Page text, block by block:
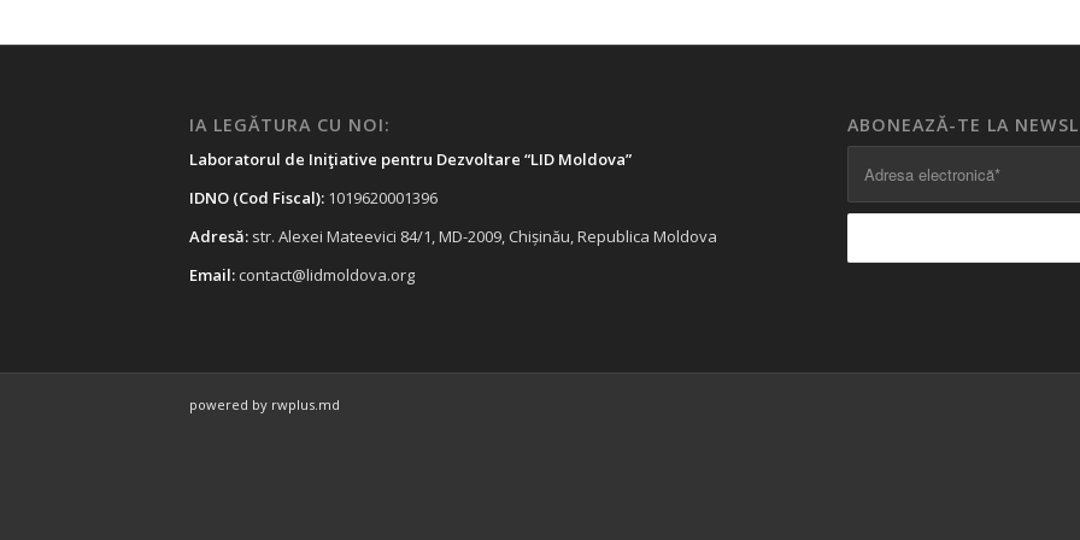
IA LEGĂTURA CU NOI:
Laboratorul de Iniţiative pentru Dezvoltare “LID Moldova”
IDNO (Cod Fiscal): 1019620001396
Adresă: str. Alexei Mateevici 84/1, MD-2009, Chișinău, Republica Moldova
Email: contact@lidmoldova.org
ABONEAZĂ-TE LA
powered by rwplus.md